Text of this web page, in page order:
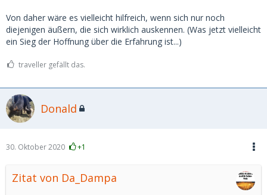
Von daher wäre es vielleicht hilfreich, wenn sich nur noch
diejenigen äußern, die sich wirklich auskennen. (Was jetzt vielleicht
ein Sieg der Hoffnung über die Erfahrung ist...)
traveller gefällt das.
Donald
30. Oktober 2020 +1
Zitat von Da_Dampa